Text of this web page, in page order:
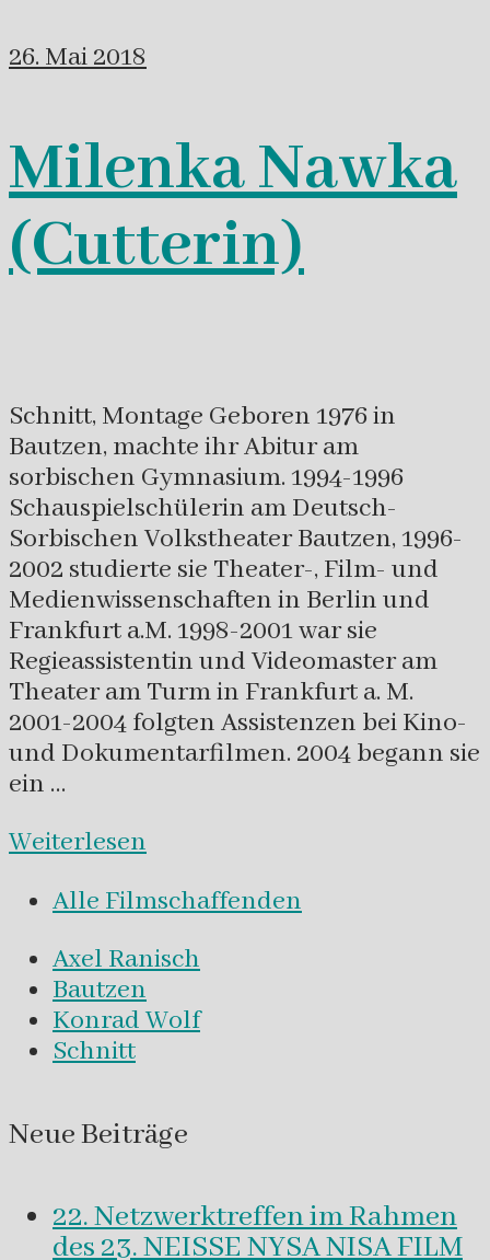
26. Mai 2018
Milenka Nawka
(Cutterin)
Schnitt, Montage Geboren 1976 in
Bautzen, machte ihr Abitur am
sorbischen Gymnasium. 1994-1996
Schauspielschülerin am Deutsch-
Sorbischen Volkstheater Bautzen, 1996-
2002 studierte sie Theater-, Film- und
Medienwissenschaften in Berlin und
Frankfurt a.M. 1998-2001 war sie
Regieassistentin und Videomaster am
Theater am Turm in Frankfurt a. M.
2001-2004 folgten Assistenzen bei Kino-
und Dokumentarfilmen. 2004 begann sie
ein …
Weiterlesen
Alle Filmschaffenden
Axel Ranisch
Bautzen
Konrad Wolf
Schnitt
Neue Beiträge
22. Netzwerktreffen im Rahmen
des 23. NEISSE NYSA NISA FILM